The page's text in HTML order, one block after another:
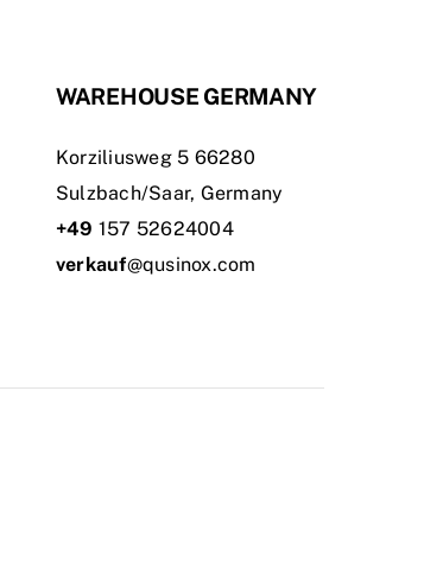
WAREHOUSE GERMANY
Korziliusweg 5 66280
Sulzbach/Saar, Germany
+49 157 52624004
verkauf@qusinox.com